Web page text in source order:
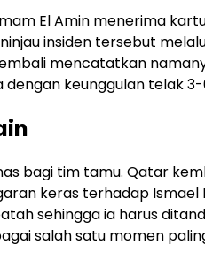
El Amin menerima
insiden tersebut
mencatatkan
keunggulan telak 3-
bagi tim tamu. Qatar
keras terhadap Ismael
sehingga ia harus
salah satu momen